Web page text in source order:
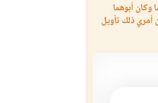
وكان أبوهما
أمري ذلك تأويل